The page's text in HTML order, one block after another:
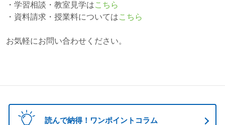
・学習相談・教室見学はこちら
・資料請求・授業料についてはこちら
お気軽にお問い合わせください。
読んで納得！ワンポイントコラム